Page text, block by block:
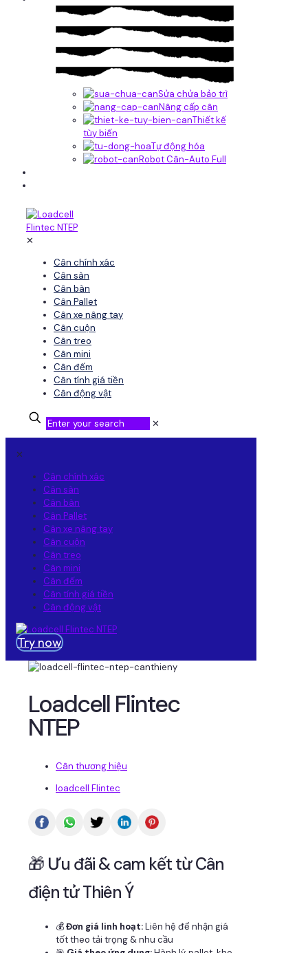
Sửa chửa bảo trì
Nâng cấp cân
Thiết kế
tùy biến
Tự động hóa
Robot Cân-Auto Full
✕
Cân chính xác
Cân sàn
Cân bàn
Cân Pallet
Cân xe nâng tay
Cân cuộn
Cân treo
Cân mini
Cân đếm
Cân tính giá tiền
Cân động vật
✕
✕
Cân chính xác
Cân sàn
Cân bàn
Cân Pallet
Cân xe nâng tay
Cân cuộn
Cân treo
Cân mini
Cân đếm
Cân tính giá tiền
Cân động vật
Try now
Loadcell Flintec
NTEP
Cân thương hiệu
loadcell Flintec
🎁 Ưu đãi & cam kết từ Cân
điện tử Thiên Ý
💰Đơn giá linh hoạt:Liên hệ để nhận giá
tốt theo tải trọng & nhu cầu